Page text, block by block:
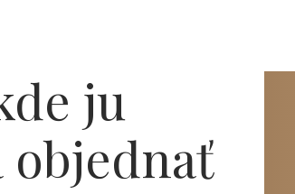
ju
objednať